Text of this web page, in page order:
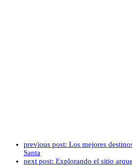
previous post: Los mejores
Santa
next post: Explorando el sitio